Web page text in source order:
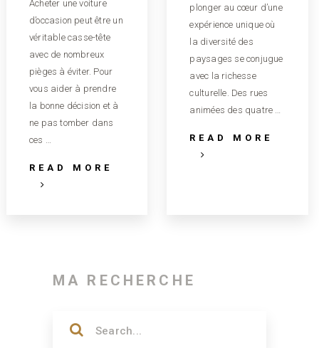
Acheter une voiture
d’occasion peut être un
véritable casse-tête
avec de nombreux
pièges à éviter. Pour
vous aider à prendre
la bonne décision et à
ne pas tomber dans
ces …
READ MORE
plonger au cœur d’une
expérience unique où
la diversité des
paysages se conjugue
avec la richesse
culturelle. Des rues
animées des quatre …
READ MORE
MA RECHERCHE